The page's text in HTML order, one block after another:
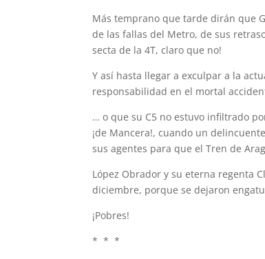
Más temprano que tarde dirán que
de las fallas del Metro, de sus
secta de la 4T, claro que no!
Y así hasta llegar a exculpar a la
responsabilidad en el mortal
… o que su C5 no estuvo infiltrado
¡de Mancera!, cuando un
sus agentes para que el Tren de
López Obrador y su eterna regenta
diciembre, porque se dejaron
¡Pobres!
* * *